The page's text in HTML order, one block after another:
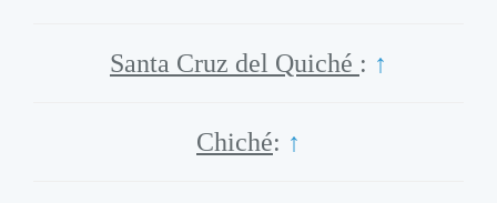
Santa Cruz del Quiché : ↑
Chiché: ↑